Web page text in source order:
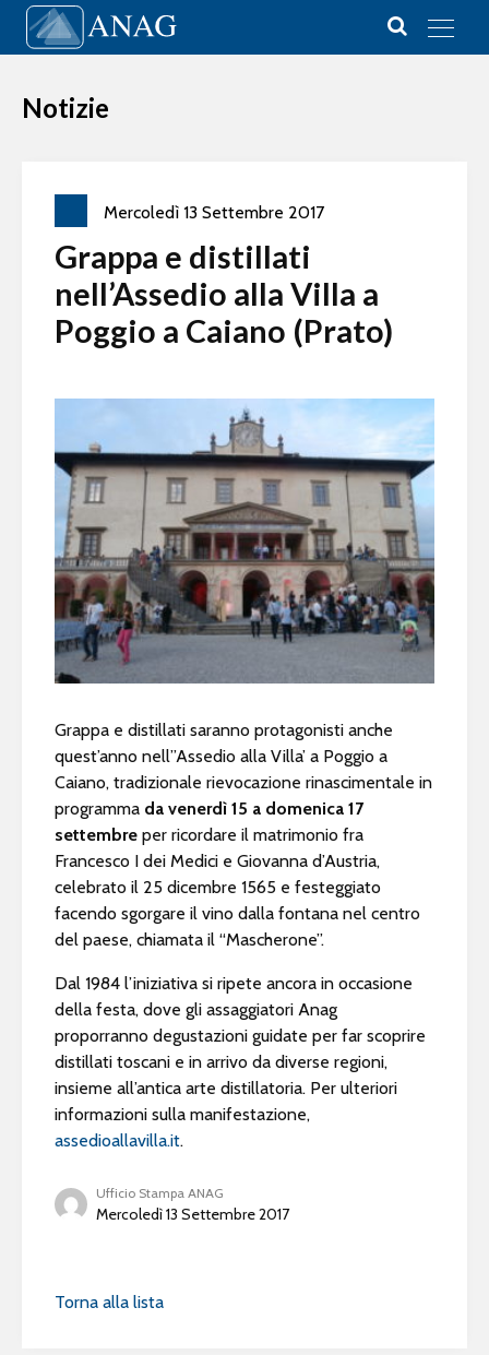
Vai al contenuto
Main Navigation
Notizie
Mercoledì 13 Settembre 2017
Grappa e distillati
nell’Assedio alla Villa a
Poggio a Caiano (Prato)
Grappa e distillati saranno protagonisti anche
quest’anno nell’’Assedio alla Villa’ a Poggio a
Caiano, tradizionale rievocazione rinascimentale in
programma da venerdì 15 a domenica 17
settembre per ricordare il matrimonio fra
Francesco I dei Medici e Giovanna d’Austria,
celebrato il 25 dicembre 1565 e festeggiato
facendo sgorgare il vino dalla fontana nel centro
del paese, chiamata il “Mascherone”.
Dal 1984 l’iniziativa si ripete ancora in occasione
della festa, dove gli assaggiatori Anag
proporranno degustazioni guidate per far scoprire
distillati toscani e in arrivo da diverse regioni,
insieme all’antica arte distillatoria. Per ulteriori
informazioni sulla manifestazione,
assedioallavilla.it.
Ufficio Stampa ANAG
Mercoledì 13 Settembre 2017
Torna alla lista